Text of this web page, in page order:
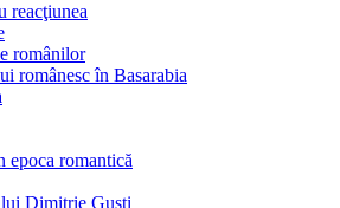
reacţiunea
românilor
românesc în Basarabia
epoca romantică
lui Dimitrie Gusti